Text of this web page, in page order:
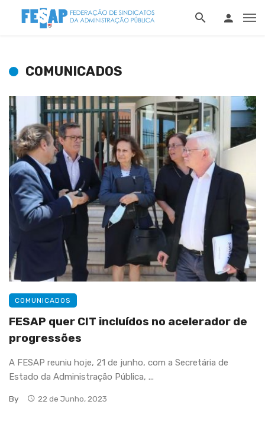
COMUNICADOS
COMUNICADOS
FESAP quer CIT incluídos no acelerador de
progressões
A FESAP reuniu hoje, 21 de junho, com a Secretária de
Estado da Administração Pública, ...
By 22 de Junho, 2023